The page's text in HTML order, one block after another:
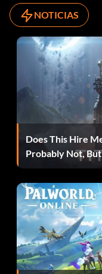
NOTICIAS
Does This Hire
Probably Not,